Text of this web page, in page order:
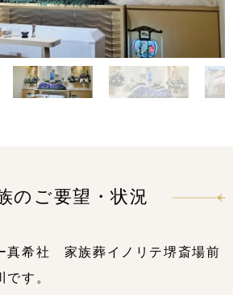
のご要望・状況
真希社 家族葬イノリテ堺斎場前
す。